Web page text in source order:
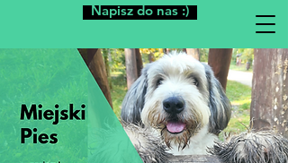
Napisz do nas :)